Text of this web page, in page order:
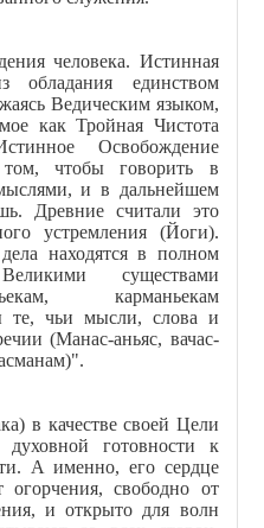
человека. Истинная
обладания единством
Ведическим языком,
как Тройная Чистота
Освобождение
чтобы говорить в
и в дальнейшем
Древние считали это
устремления (Йоги).
находятся в полном
существами
карманьекам
те, чьи мысли, слова и
(Манас-аньяс, вачас-
в качестве своей Цели
готовности к
А именно, его сердце
свободно от
и открыто для волн